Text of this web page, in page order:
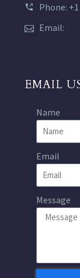
Phone:
Email:
EMAIL
Name
Email
Message